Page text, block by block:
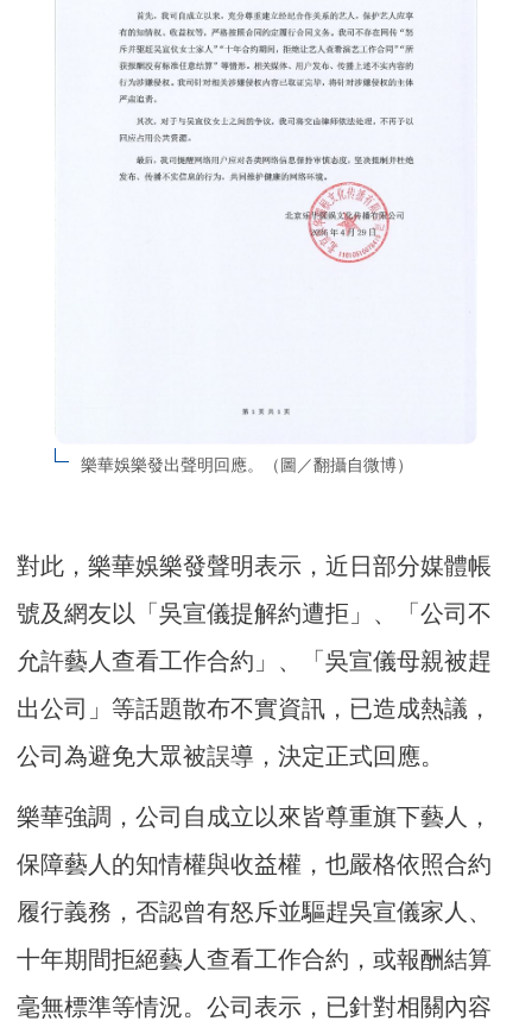
樂華娛樂發出聲明回應。（圖／翻攝自微博）
對此，樂華娛樂發聲明表示，近日部分媒體帳
號及網友以「吳宣儀提解約遭拒」、「公司不
允許藝人查看工作合約」、「吳宣儀母親被趕
出公司」等話題散布不實資訊，已造成熱議，
公司為避免大眾被誤導，決定正式回應。
樂華強調，公司自成立以來皆尊重旗下藝人，
保障藝人的知情權與收益權，也嚴格依照合約
履行義務，否認曾有怒斥並驅趕吳宣儀家人、
十年期間拒絕藝人查看工作合約，或報酬結算
毫無標準等情況。公司表示，已針對相關內容